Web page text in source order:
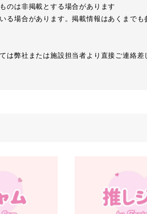
のは非掲載とする場合があります
場合があります。掲載情報はあくまでも
弊社または施設担当者より直接ご連絡差